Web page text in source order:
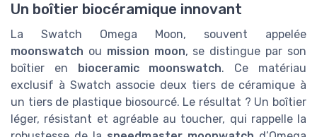
Un boîtier biocéramique innovant
La Swatch Omega Moon, souvent appelée
moonswatch ou mission moon, se distingue par son
boîtier en
bioceramic moonswatch. Ce matériau
exclusif à Swatch associe deux tiers de céramique à
un tiers de plastique biosourcé. Le résultat ? Un boîtier
léger, résistant et agréable au toucher, qui rappelle la